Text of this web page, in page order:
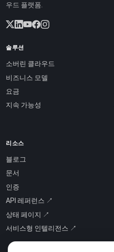
우드 플랫폼.
솔루션
소버린 클라우드
비즈니스 모델
요금
지속 가능성
리소스
블로그
문서
인증
API 레퍼런스 ↗
상태 페이지 ↗
서비스형 인텔리전스 ↗